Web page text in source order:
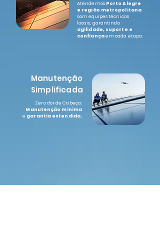
Atendemos Porto Alegre
e região metropolitana
com equipes técnicas
locais, garantindo
agilidade, suporte e
confiançaem cada etapa.
Manutenção
Simplificada
Zero dor de Cabeça:
Manutenção mínima
e garantia estendida.